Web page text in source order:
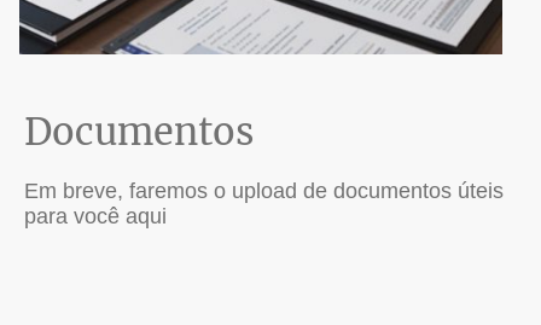
Documentos
Em breve, faremos o upload de documentos úteis
para você aqui